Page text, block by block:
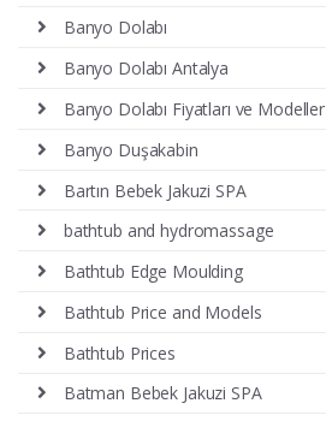
Banyo Dolabı
Banyo Dolabı Antalya
Banyo Dolabı Fiyatları ve Modeller
Banyo Duşakabin
Bartın Bebek Jakuzi SPA
bathtub and hydromassage
Bathtub Edge Moulding
Bathtub Price and Models
Bathtub Prices
Batman Bebek Jakuzi SPA